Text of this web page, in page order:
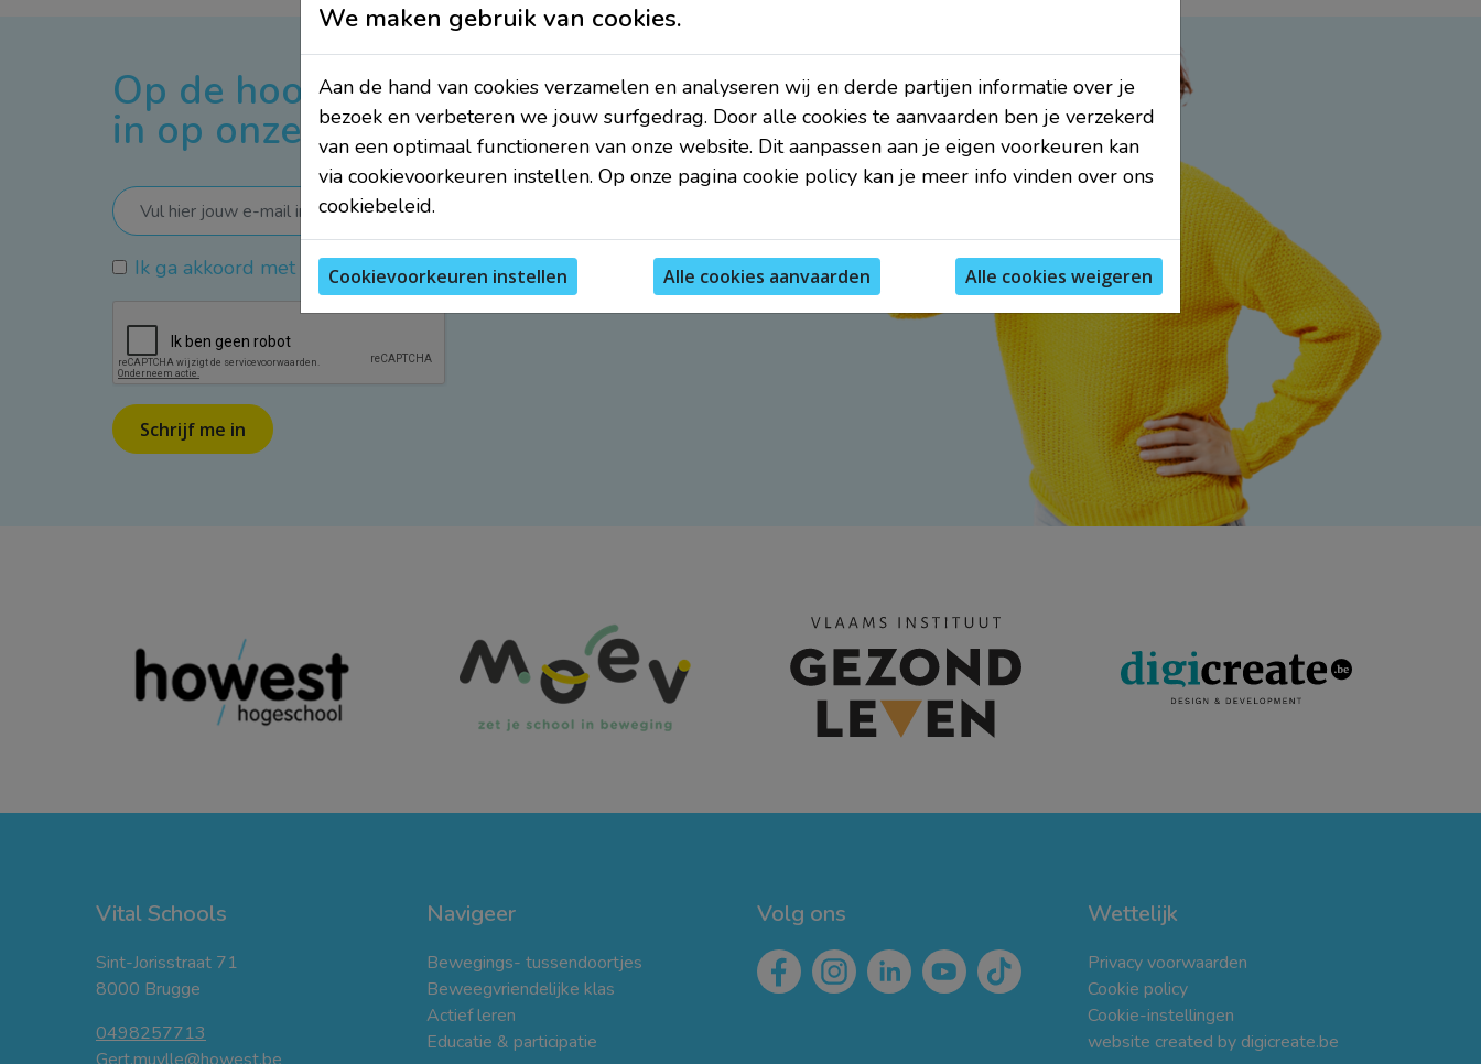
Op de hoogte blijven? Schrijf je
in op onze nieuwsbrief!
Ik ga akkoord met de privacy voorwaarden.
Vital Schools
Sint-Jorisstraat 71
8000 Brugge
0498257713
Navigeer
Bewegings- tussendoortjes
Beweegvriendelijke klas
Actief leren
Educatie & participatie
Volg ons Wettelijk
Privacy voorwaarden
Cookie policy
Cookie-instellingen
website created by digicreate.be
We maken gebruik van cookies.
Aan de hand van cookies verzamelen en analyseren wij en derde partijen informatie over je
bezoek en verbeteren we jouw surfgedrag. Door alle cookies te aanvaarden ben je verzekerd
van een optimaal functioneren van onze website. Dit aanpassen aan je eigen voorkeuren kan
via cookievoorkeuren instellen. Op onze pagina cookie policy kan je meer info vinden over ons
cookiebeleid.
Cookievoorkeuren instellen Alle cookies weigeren